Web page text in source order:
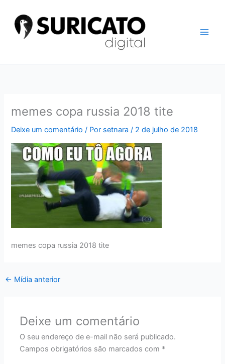
conteúdo
memes copa russia 2018 tite
Deixe um comentário / Por setnara/ 2 de julho de 2018
memes copa russia 2018 tite
← Mídia anterior
Deixe um comentário
O seu endereço de e-mail não será publicado.
Campos obrigatórios são marcados com *